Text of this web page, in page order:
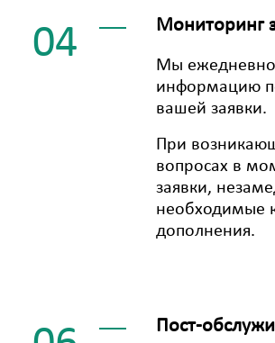
04 Мониторинг
Мы ежедневно
информацию
вашей заявки.
При
вопросах в
заявки,
необходимые
дополнения.
Пост-